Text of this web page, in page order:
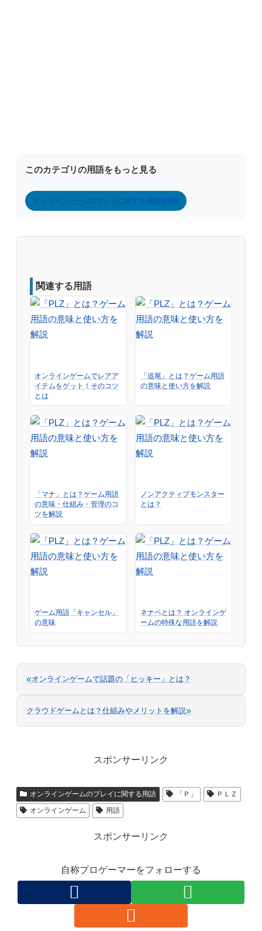
このカテゴリの用語をもっと見る
オンラインゲームのプレイに関する用語 (290)
関連する用語
オンラインゲームでレアア
イテムをゲット！そのコツ
とは
「追尾」とは？ゲーム用語
の意味と使い方を解説
「マナ」とは？ゲーム用語
の意味・仕組み・管理のコ
ツを解説
ノンアクティブモンスター
とは？
ゲーム用語「キャンセル」
の意味
ネナベとは？ オンラインゲ
ームの特殊な用語を解説
«オンラインゲームで話題の「ヒッキー」とは？
クラウドゲームとは？仕組みやメリットを解説»
スポンサーリンク
オンラインゲームのプレイに関する用語 「Ｐ」
ＰＬＺ
オンラインゲーム
用語
スポンサーリンク
自称プロゲーマーをフォローする